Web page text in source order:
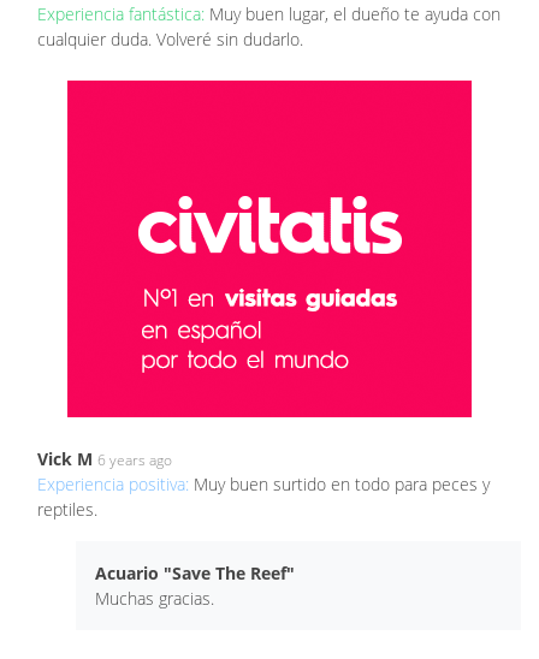
Experiencia fantástica: Muy buen lugar, el dueño te ayuda con
cualquier duda. Volveré sin dudarlo.
Vick M 6 years ago
Experiencia positiva: Muy buen surtido en todo para peces y
reptiles.
Acuario "Save The Reef"
Muchas gracias.